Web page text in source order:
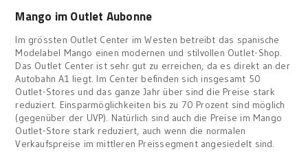
Mango im Outlet Aubonne
Im grössten Outlet Center im Westen betreibt das spanische
Modelabel Mango einen modernen und stilvollen Outlet-Shop.
Das Outlet Center ist sehr gut zu erreichen, da es direkt an der
Autobahn A1 liegt. Im Center befinden sich insgesamt 50
Outlet-Stores und das ganze Jahr über sind die Preise stark
reduziert. Einsparmöglichkeiten bis zu 70 Prozent sind möglich
(gegenüber der UVP). Natürlich sind auch die Preise im Mango
Outlet-Store stark reduziert, auch wenn die normalen
Verkaufspreise im mittleren Preissegment angesiedelt sind.